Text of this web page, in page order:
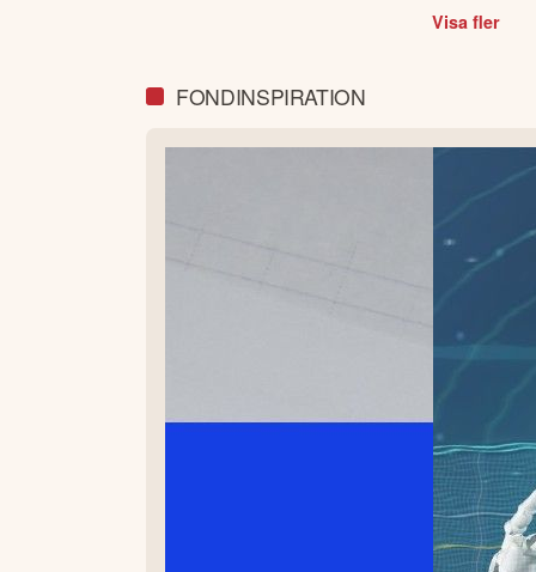
Visa fler
FONDINSPIRATION